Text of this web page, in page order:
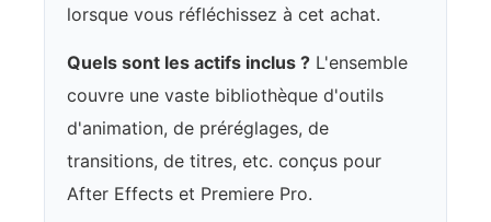
lorsque vous réfléchissez à cet achat.
Quels sont les actifs inclus ? L'ensemble
couvre une vaste bibliothèque d'outils
d'animation, de préréglages, de
transitions, de titres, etc. conçus pour
After Effects et Premiere Pro.